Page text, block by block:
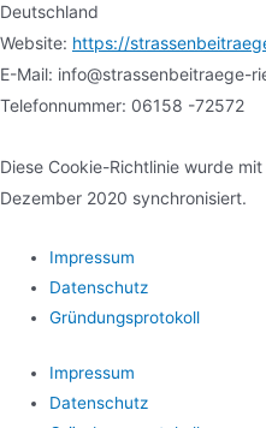
Deutschland
Website: https://
E-Mail: info@strassenbeitraege-
Telefonnummer: 06158 -72572
Diese Cookie-Richtlinie wurde mit
Dezember 2020 synchronisiert.
Impressum
Datenschutz
Gründungsprotokoll
Impressum
Datenschutz